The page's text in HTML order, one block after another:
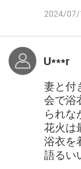
2024/07/
U***r
妻と付
会で浴
られな
花火は
浴衣を
語るい